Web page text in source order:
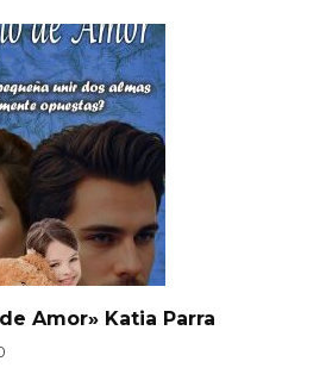
Amor» Katia Parra